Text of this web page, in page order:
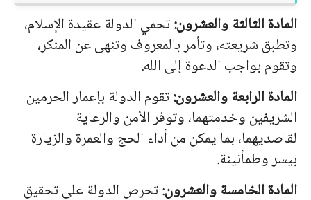
المادة الثالثة والعشرون:تحمي الدولة عقيدة الإسلام،
وتطبق شريعته، وتأمر بالمعروف وتنهى عن المنكر،
وتقوم بواجب الدعوة إلى الله.
المادة الرابعة والعشرون:تقوم الدولة بإعمار الحرمين
الشريفين وخدمتهما، وتوفر الأمن والرعاية
لقاصديهما، بما يمكن من أداء الحج والعمرة والزيارة
بيسر وطمأنينة.
المادة الخامسة والعشرون: تحرص الدولة على تحقيق